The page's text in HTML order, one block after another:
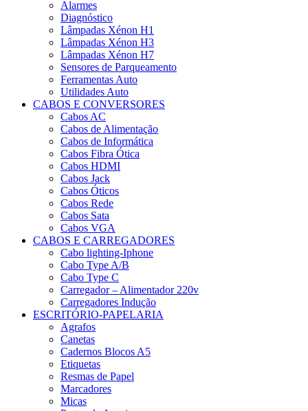
Alarmes
Diagnóstico
Lâmpadas Xénon H1
Lâmpadas Xénon H3
Lâmpadas Xénon H7
Sensores de Parqueamento
Ferramentas Auto
Utilidades Auto
CABOS E CONVERSORES
Cabos AC
Cabos de Alimentação
Cabos de Informática
Cabos Fibra Ótica
Cabos HDMI
Cabos Jack
Cabos Óticos
Cabos Rede
Cabos Sata
Cabos VGA
CABOS E CARREGADORES
Cabo lighting-Iphone
Cabo Type A/B
Cabo Type C
Carregador – Alimentador 220v
Carregadores Indução
ESCRITÓRIO-PAPELARIA
Agrafos
Canetas
Cadernos Blocos A5
Etiquetas
Resmas de Papel
Marcadores
Micas